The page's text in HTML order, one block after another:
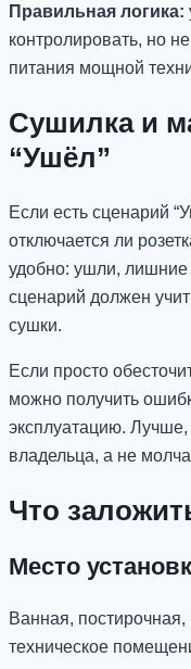
Правильная логика:
контролировать, но
питания мощной
Сушилка и
“Ушёл”
Если есть сценарий
отключается ли
удобно: ушли, лишние
сценарий должен
сушки.
Если просто
можно получить
эксплуатацию.
владельца, а не
Что
Место
Ванная,
техническое